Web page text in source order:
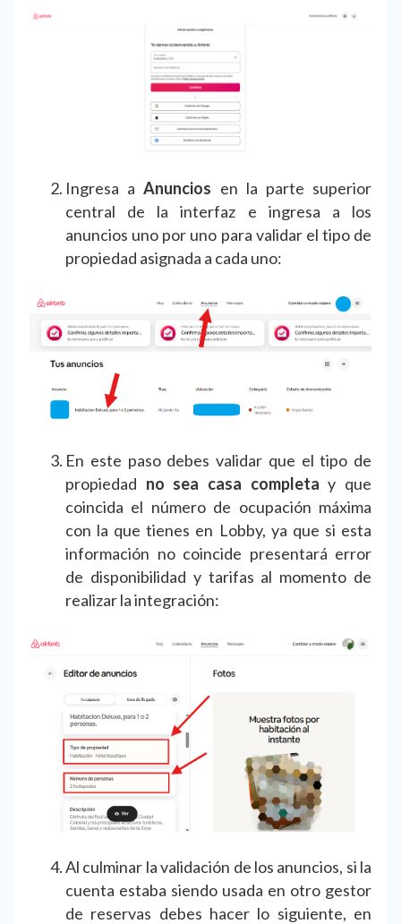
Ingresa aAnuncios en la parte superior
central de la interfaz e ingresa a los
anuncios uno por uno para validar el tipo de
propiedad asignada a cada uno:
En este paso debes validar que el tipo de
propiedad no sea casa completa y que
coincida el número de ocupación máxima
con la que tienes en Lobby, ya que si esta
información no coincide presentará error
de disponibilidad y tarifas al momento de
realizar la integración:
Al culminar la validación de los anuncios, si la
cuenta estaba siendo usada en otro gestor
de reservas debes hacer lo siguiente, en